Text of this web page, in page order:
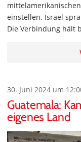
einstellen. Israel
Die Verbindung hält
30. Juni 2024 um
Guatemala:
eigenes Land